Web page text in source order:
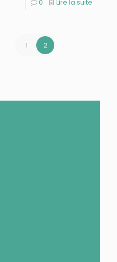
0 Lire la suite
1 2